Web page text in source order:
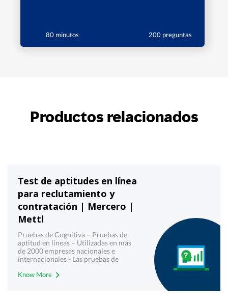
80 minutos 200 preguntas
Productos relacionados
Test de aptitudes en línea
para reclutamiento y
contratación | Mercero |
Mettl
Pruebas de Cognitiva – Pruebas de
aptitud en líneas – Utilizadas en más
de 2000 empresas nacionales e
internacionales - Las pruebas de
cognitivos modernos para producir
Know More